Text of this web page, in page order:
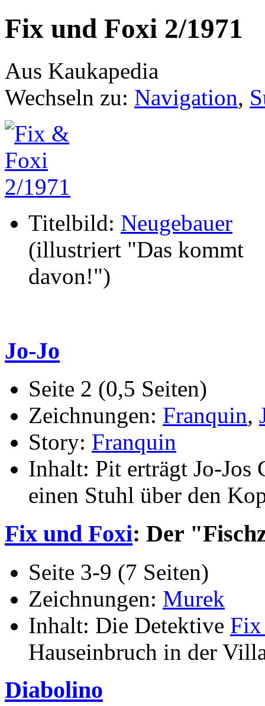
Fix und Foxi 2/1971
Aus Kaukapedia
Wechseln zu: Navigation,
Titelbild: Neugebauer
(illustriert "Das kommt
davon!")
Jo-Jo
Seite 2 (0,5 Seiten)
Zeichnungen: Franquin,
Story: Franquin
Inhalt: Pit erträgt Jo-Jos
einen Stuhl über den
Fix und Foxi: Der
Seite 3-9 (7 Seiten)
Zeichnungen: Murek
Inhalt: Die Detektive
Hauseinbruch in der
Diabolino